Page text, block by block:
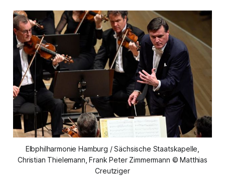
Elbphilharmonie Hamburg / Sächsische Staatskapelle,
Christian Thielemann, Frank Peter Zimmermann © Matthias
Creutziger